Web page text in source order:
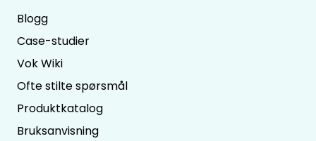
Blogg
Case-studier
Vok Wiki
Ofte stilte spørsmål
Produktkatalog
Bruksanvisning